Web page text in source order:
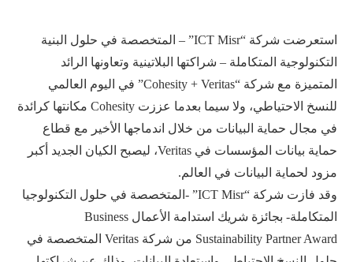
استعرضت شركة “ICT Misr” – المتخصصة في حلول البنية
التكنولوجية المتكاملة – شراكتها البلاتينية وتعاونها الرائد
المتميزة مع شركة “Cohesity + Veritas” في اليوم العالمي
للنسخ الاحتياطي، ولا سيما بعدما عززت Cohesity مكانتها كرائدة
في مجال حماية البيانات من خلال اندماجها الأخير مع قطاع
حماية بيانات المؤسسات في Veritas، ليصبح الكيان الجديد أكبر
مزود لحماية البيانات في العالم.
وقد فازت شركة “ICT Misr” -المتخصصة في حلول التكنولوجيا
المتكاملة- بجائزة شريك استدامة الأعمال Business
Sustainability Partner Award من شركة Veritas المتخصصة في